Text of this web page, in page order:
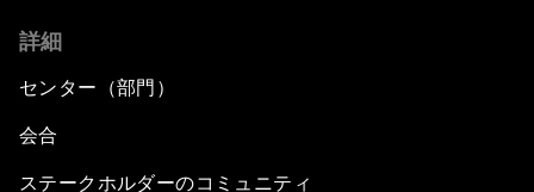
詳細
センター（部門）
会合
ステークホルダーのコミュニティ